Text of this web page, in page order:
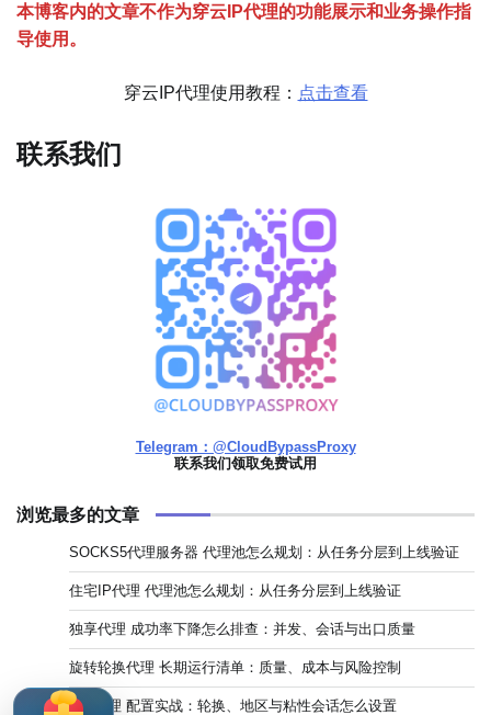
本博客内的文章不作为穿云 P代理的功能展示和业务操作指
导使用。
穿云IP代理使用教程： 点击查看
联系我们
Telegram：@CloudBypassProxy
联系我们领取免费试用
浏览最多的文章
SOCKS5代理服务器 代理池怎么规划：从任务分层到上线验证
住宅IP代理 代理池怎么规划：从任务分层到上线验证
独享代理 成功率下降怎么排查：并发、会话与出口质量
旋转轮换代理 长期运行清单：质量、成本与风险控制
ISP代理 配置实战：轮换、地区与粘性会话怎么设置